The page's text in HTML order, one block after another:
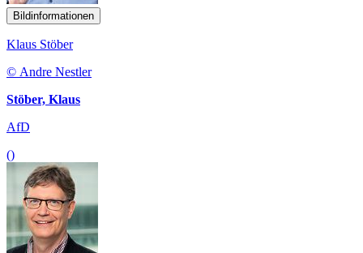
Bildinformationen
Klaus Stöber
© Andre Nestler
Stöber, Klaus
AfD
()